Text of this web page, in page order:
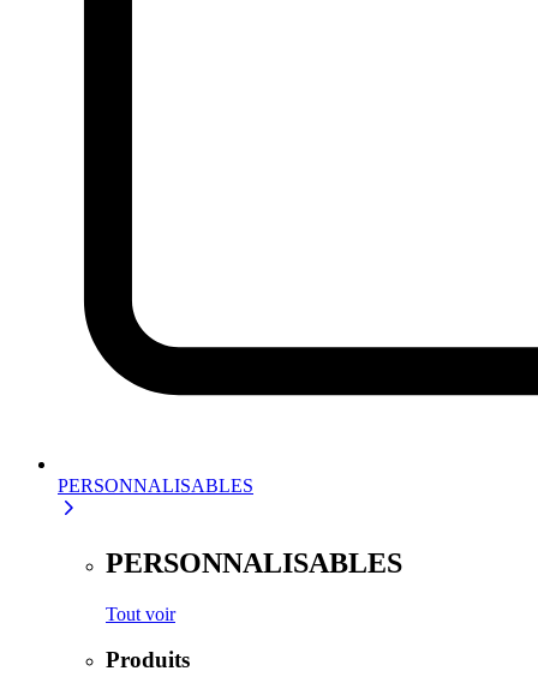
PERSONNALISABLES
PERSONNALISABLES
Tout voir
Produits